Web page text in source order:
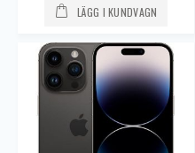
LÄGG I KUNDVAGN